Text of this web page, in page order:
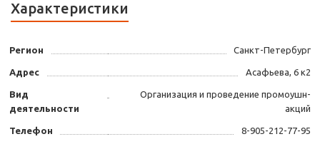
Характеристики
Регион Санкт-Петербург
Адрес Асафьева, 6 к2
Вид
деятельности
Организация и проведение промоушн-
акций
Телефон 8-905-212-77-95